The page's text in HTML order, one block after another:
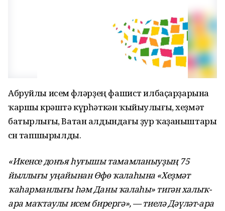
Абруйлы исем өфөләрҙең фашист илбаҫарҙарына
ҡаршы көрәштә күрһәткән ҡыйыулығы, хеҙмәт
батырлығы, Ватан алдындағы ҙур ҡаҙаныштары
өсөн тапшырылды.
«Икенсе донъя һуғышы тамамланыуҙың 75
йыллығы уңайынан Өфө ҡалаһына «Хеҙмәт
ҡаһарманлығы һәм Даны ҡалаһы» тигән халыҡ-
ара маҡтаулы исем бирергә», — тиеләДәүләт-ара